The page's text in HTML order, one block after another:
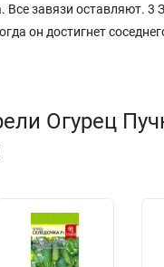
Все завязи оставляют.
он достигнет
Огурец